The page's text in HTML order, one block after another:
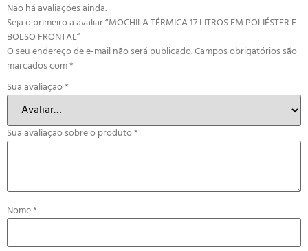
Não há avaliações ainda.
Seja o primeiro a avaliar “MOCHILA TÉRMICA 17 LITROS EM POLIÉSTER E
BOLSO FRONTAL”
O seu endereço de e-mail não será publicado.Campos obrigatórios são
marcados com*
Sua avaliação*
Sua avaliação sobre o produto*
Nome*